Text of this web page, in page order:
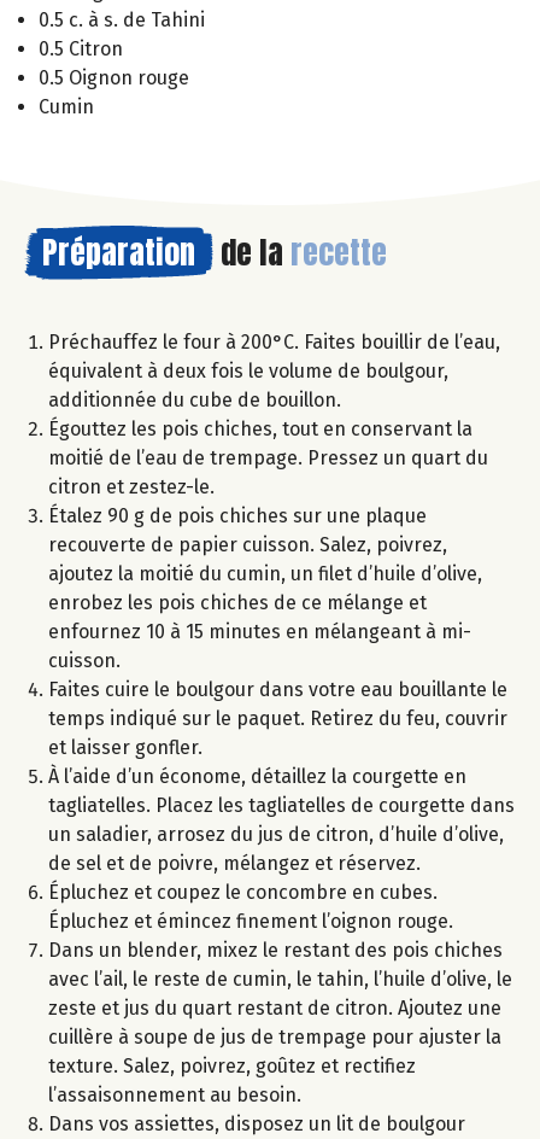
0.5 c. à s. de Tahini
0.5 Citron
0.5 Oignon rouge
Cumin
Préparation de la recette
Préchauffez le four à 200°C. Faites bouillir de l’eau,
équivalent à deux fois le volume de boulgour,
additionnée du cube de bouillon.
Égouttez les pois chiches, tout en conservant la
moitié de l’eau de trempage. Pressez un quart du
citron et zestez-le.
Étalez 90 g de pois chiches sur une plaque
recouverte de papier cuisson. Salez, poivrez,
ajoutez la moitié du cumin, un filet d’huile d’olive,
enrobez les pois chiches de ce mélange et
enfournez 10 à 15 minutes en mélangeant à mi-
cuisson.
Faites cuire le boulgour dans votre eau bouillante le
temps indiqué sur le paquet. Retirez du feu, couvrir
et laisser gonfler.
À l’aide d’un économe, détaillez la courgette en
tagliatelles. Placez les tagliatelles de courgette dans
un saladier, arrosez du jus de citron, d’huile d’olive,
de sel et de poivre, mélangez et réservez.
Épluchez et coupez le concombre en cubes.
Épluchez et émincez finement l’oignon rouge.
Dans un blender, mixez le restant des pois chiches
avec l’ail, le reste de cumin, le tahin, l’huile d’olive, le
zeste et jus du quart restant de citron. Ajoutez une
cuillère à soupe de jus de trempage pour ajuster la
texture. Salez, poivrez, goûtez et rectifiez
l’assaisonnement au besoin.
Dans vos assiettes, disposez un lit de boulgour